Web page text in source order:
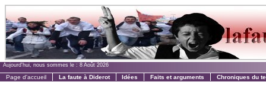
Aujourd'hui, nous sommes le : 8 Août 2026
Page d'accueil La faute à Diderot Idées Faits et arguments Chroniques du